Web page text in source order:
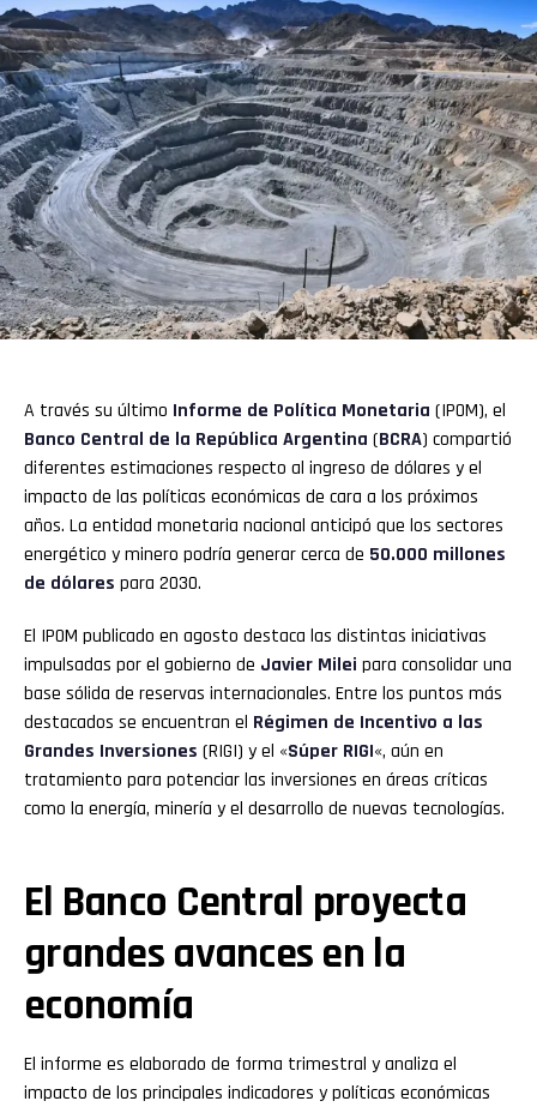
A través su último Informe de Política Monetaria (IPOM), el
Banco Central de la República Argentina (BCRA) compartió
diferentes estimaciones respecto al ingreso de dólares y el
impacto de las políticas económicas de cara a los próximos
años. La entidad monetaria nacional anticipó que los sectores
energético y minero podría generar cerca de 50.000 millones
de dólares para 2030.
El IPOM publicado en agosto destaca las distintas iniciativas
impulsadas por el gobierno de Javier Milei para consolidar una
base sólida de reservas internacionales. Entre los puntos más
destacados se encuentran el Régimen de Incentivo a las
Grandes Inversiones (RIGI) y el «Súper RIGI«, aún en
tratamiento para potenciar las inversiones en áreas críticas
como la energía, minería y el desarrollo de nuevas tecnologías.
El Banco Central proyecta
grandes avances en la
economía
El informe es elaborado de forma trimestral y analiza el
impacto de los principales indicadores y políticas económicas